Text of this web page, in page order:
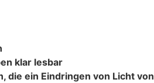
klar lesbar
die ein Eindringen von Licht von